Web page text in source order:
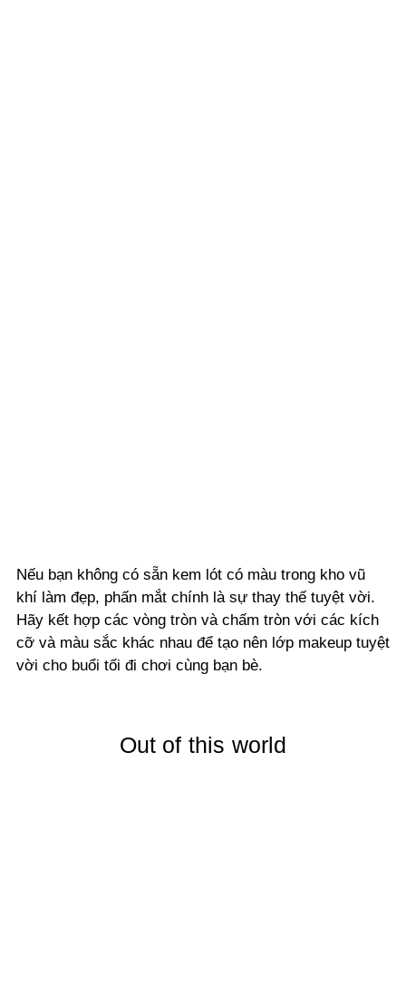
Nếu bạn không có sẵn kem lót có màu trong kho vũ
khí làm đẹp, phấn mắt chính là sự thay thế tuyệt vời.
Hãy kết hợp các vòng tròn và chấm tròn với các kích
cỡ và màu sắc khác nhau để tạo nên lớp makeup tuyệt
vời cho buổi tối đi chơi cùng bạn bè.
Out of this world